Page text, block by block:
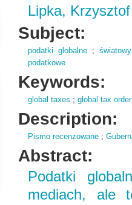
Lipka, Krzysztof
Subject:
podatki globalne ;
podatkowe
Keywords:
global taxes ;global tax order
Description:
Pismo recenzowane ;
Abstract:
Podatki
mediach, ale